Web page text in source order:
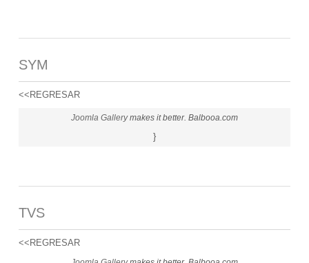
SYM
<<REGRESAR
Joomla Gallerymakes it better. Balbooa.com
}
TVS
<<REGRESAR